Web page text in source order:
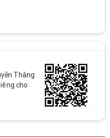
Thắng
cho